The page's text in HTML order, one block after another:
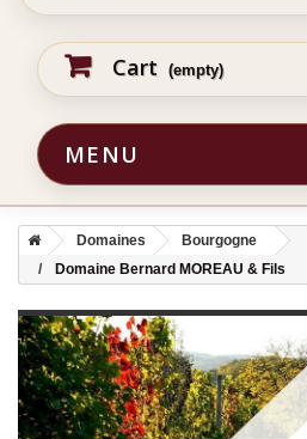
Cart (empty)
MENU
Domaines
Bourgogne
Domaine Bernard MOREAU & Fils